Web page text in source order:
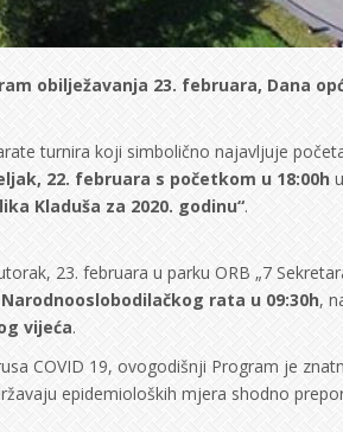
obilježavanja 23. februara, Dana
turnira koji simbolično najavljuje
22. februara s početkom u 18:00h
Kladuša za 2020. godinu“.
23. februara u parku ORB „7
rata u 09:30h,
vijeća.
COVID 19, ovogodišnji Program je
epidemioloških mjera shodno